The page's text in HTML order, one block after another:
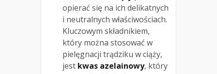
opierać się na ich delikatnych
i neutralnych właściwościach.
Kluczowym składnikiem,
który można stosować w
pielęgnacji trądziku w ciąży,
jest kwas azelainowy, który